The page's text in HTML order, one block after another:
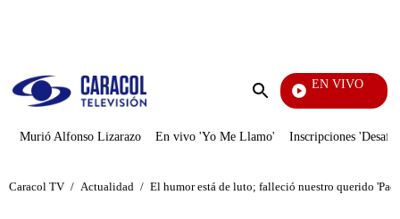
Enviar
EN VIVO
Murió Alfonso Lizarazo En vivo 'Yo Me Llamo' Inscripciones
Caracol TV / Actualidad / El humor está de luto; falleció nuestro querido